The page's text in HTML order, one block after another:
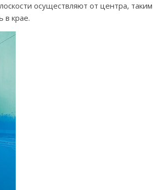
осуществляют от центра, таким
в крае.